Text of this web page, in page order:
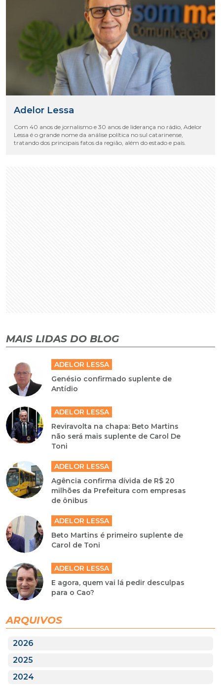
Adelor Lessa
Com 40 anos de jornalismo e 30 anos de liderança no rádio, Adelor
Lessa é o grande nome da análise política no sul catarinense,
tratando dos principais fatos da região, além do estado e país.
MAIS LIDAS DO BLOG
ADELOR LESSA
Genésio confirmado suplente de
Antídio
ADELOR LESSA
Reviravolta na chapa: Beto Martins
não será mais suplente de Carol De
Toni
ADELOR LESSA
Agência confirma dívida de R$ 20
milhões da Prefeitura com empresas
de ônibus
ADELOR LESSA
Beto Martins é primeiro suplente de
Carol de Toni
ADELOR LESSA
E agora, quem vai lá pedir desculpas
para o Cao?
ARQUIVOS
2026
2025
2024